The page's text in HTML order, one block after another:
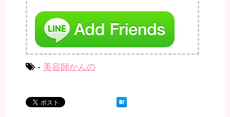
- 美容師かんの